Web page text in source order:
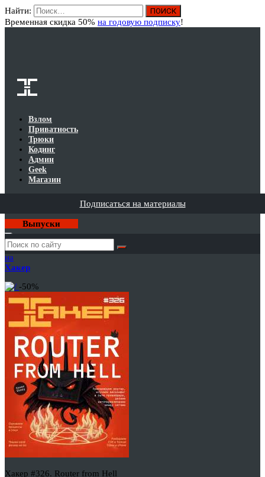
Найти:
Временная скидка 50% на годовую подписку!
Взлом
Приватность
Трюки
Кодинг
Админ
Geek
Магазин
Подписаться на материалы
Выпуски
Годовая
подписка
на
Хакер
-50%
Хакер #326. Router from Hell